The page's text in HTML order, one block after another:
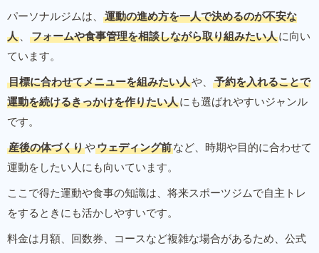
パーソナルジムは、
運動の進め方を一人で決めるのが不安な
人 、 フォームや食事管理を相談しながら取り組みたい人に向い
ています。
目標に合わせてメニューを組みたい人や、
予約を入れることで
運動を続けるきっかけを作りたい人にも選ばれやすいジャンル
です。
産後の体づくりやウェディング前など、時期や目的に合わせて
運動をしたい人にも向いています。
ここで得た運動や食事の知識は、将来スポーツジムで自主トレ
をするときにも活かしやすいです。
料金は月額、回数券、コースなど複雑な場合があるため、公式